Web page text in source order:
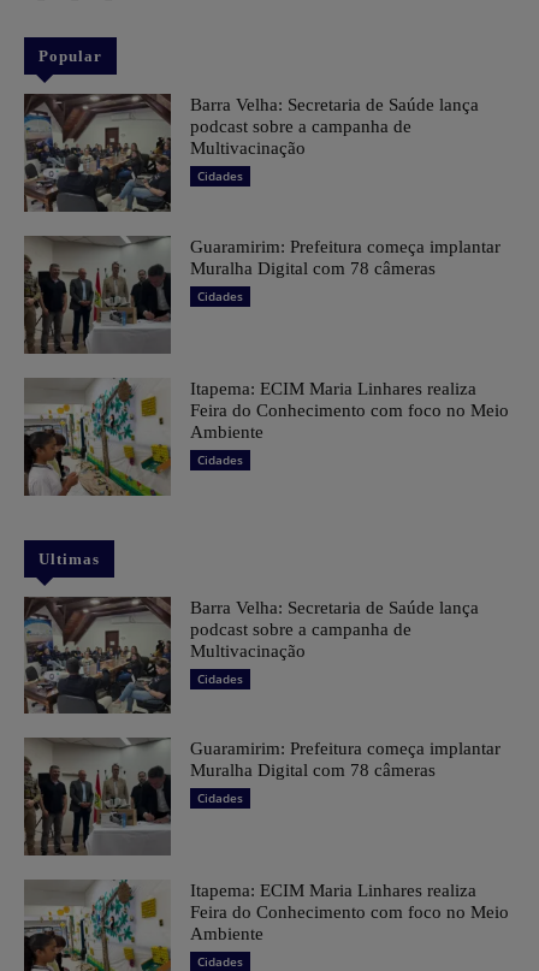
Popular
Barra Velha: Secretaria de Saúde lança
podcast sobre a campanha de
Multivacinação
Cidades
Guaramirim: Prefeitura começa implantar
Muralha Digital com 78 câmeras
Cidades
Itapema: ECIM Maria Linhares realiza
Feira do Conhecimento com foco no Meio
Ambiente
Cidades
Ultimas
Barra Velha: Secretaria de Saúde lança
podcast sobre a campanha de
Multivacinação
Cidades
Guaramirim: Prefeitura começa implantar
Muralha Digital com 78 câmeras
Cidades
Itapema: ECIM Maria Linhares realiza
Feira do Conhecimento com foco no Meio
Ambiente
Cidades